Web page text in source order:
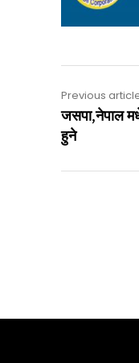
Previous
जसपा,नेपाल
हुने